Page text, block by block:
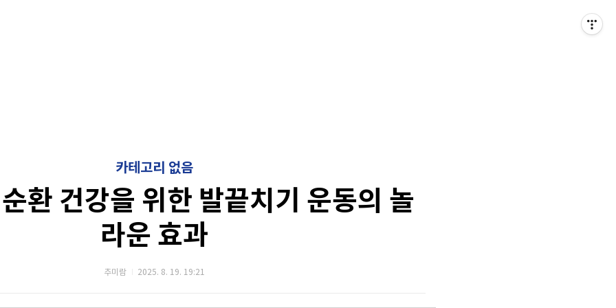
카테고리 없음
환 건강을 위한 발끝치기 운동의 놀
라운 효과
추미람 2025. 8. 19. 19:21